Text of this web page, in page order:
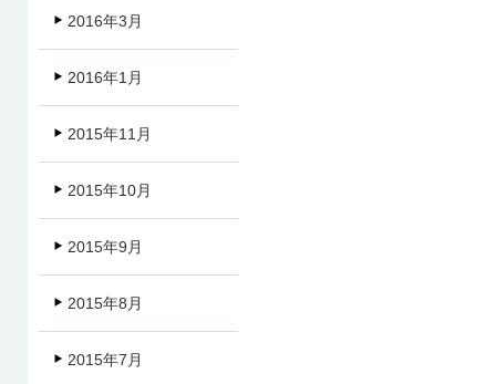
2016年3月
2016年1月
2015年11月
2015年10月
2015年9月
2015年8月
2015年7月